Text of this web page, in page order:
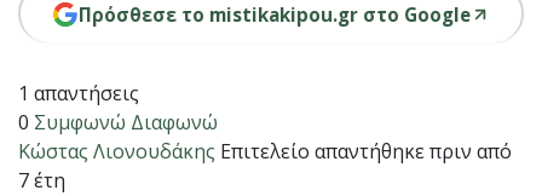
Πρόσθεσε το mistikakipou.gr στο Google
1 απαντήσεις
0 Συμφωνώ Διαφωνώ
Κώστας Λιονουδάκης Επιτελείο απαντήθηκε πριν από
7 έτη